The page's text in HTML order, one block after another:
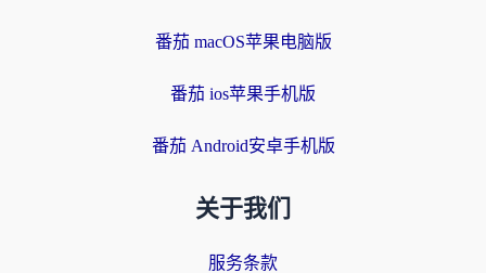
番茄 macOS苹果电脑版
番茄 ios苹果手机版
番茄 Android安卓手机版
关于我们
服务条款